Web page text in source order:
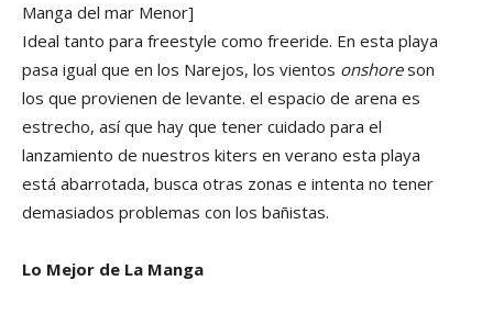
Manga del mar Menor]
Ideal tanto para freestyle como freeride. En esta playa
pasa igual que en los Narejos, los vientos onshoreson
los que provienen de levante. el espacio de arena es
estrecho, así que hay que tener cuidado para el
lanzamiento de nuestros kiters en verano esta playa
está abarrotada, busca otras zonas e intenta no tener
demasiados problemas con los bañistas.
Lo Mejor de La Manga